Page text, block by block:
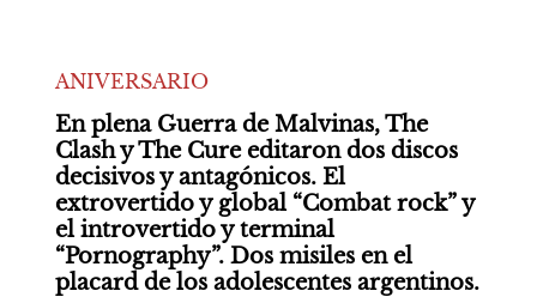
ANIVERSARIO
En plena Guerra de Malvinas, The
Clash y The Cure editaron dos discos
decisivos y antagónicos. El
extrovertido y global “Combat rock” y
el introvertido y terminal
“Pornography”. Dos misiles en el
placard de los adolescentes argentinos.